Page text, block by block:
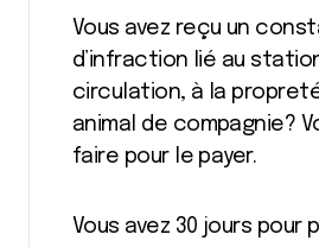
Vous avez reçu un
d’infraction lié au
circulation, à la
animal de compagnie?
faire pour le payer.
Vous avez 30 jours pour